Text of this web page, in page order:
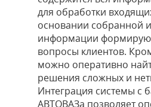
для обработки
основании собранной
информации
вопросы клиентов.
можно оперативно
решения сложных и
Интеграция системы с
АВТОВАЗа позволяет